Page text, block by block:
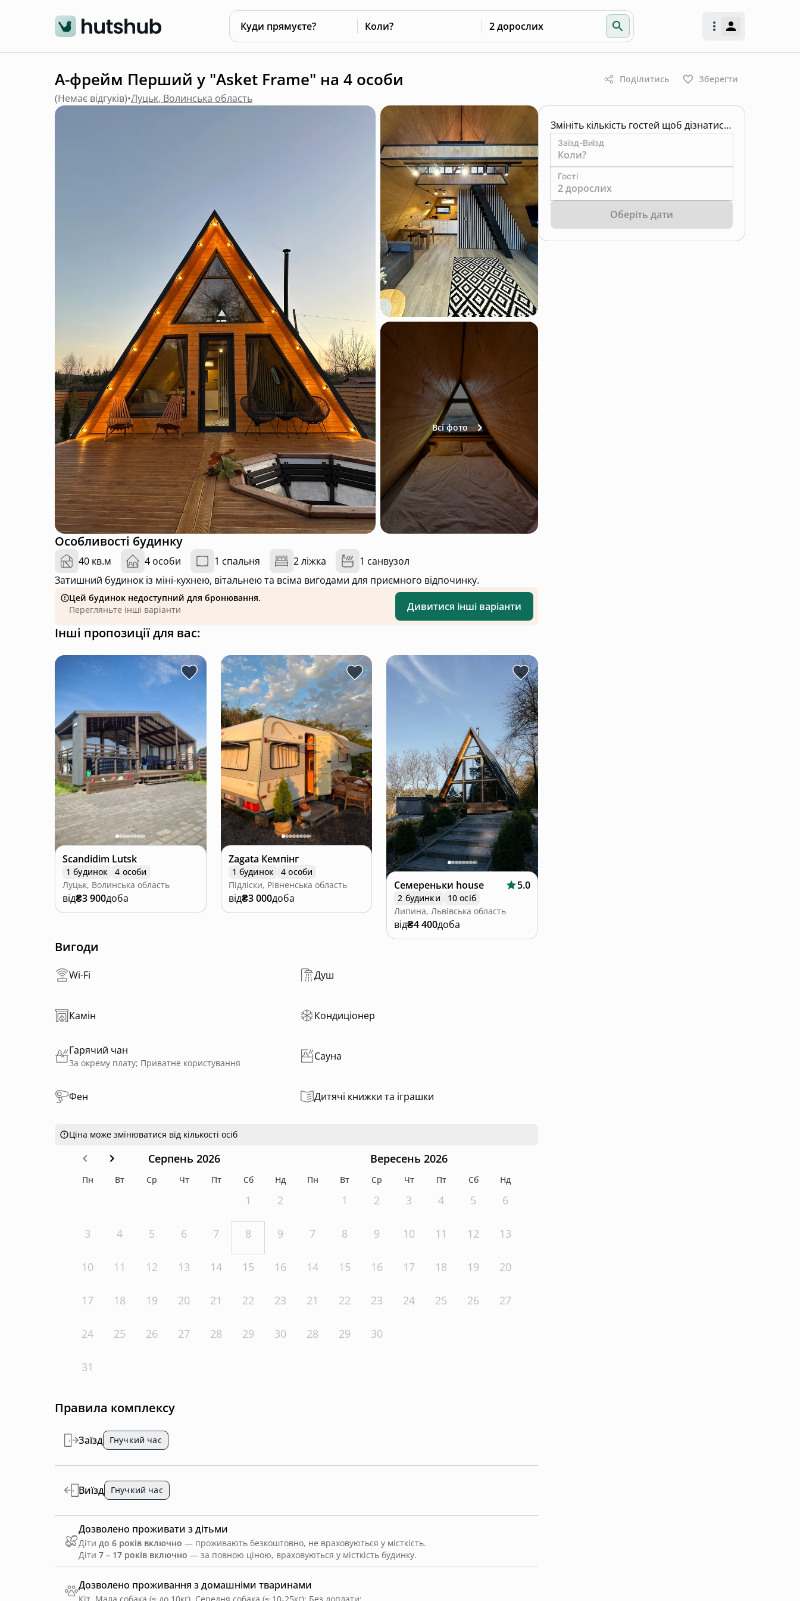
Куди прямуєте? Коли? 2 дорослих
А-фрейм Перший у "Asket Frame" на 4 особи Поділитись Зберегти
(Немає відгуків)•Луцьк, Волинська область
Всі фото
Особливості будинку
40 кв.м 4 особи 1 спальня 2 ліжка
1 санвузол
Затишний будинок із міні-кухнею, вітальнею та всіма вигодами для приємного відпочинку.
Цей будинок недоступний для бронювання.
Перегляньте інші варіанти
Дивитися інші варіанти
Інші пропозиції для вас:
Scandidim Lutsk
1 будинок
4 особи
Луцьк, Волинська область
від₴3 900доба
Zagata Кемпінг
1 будинок
4 особи
Підліски, Рівненська область
від₴3 000доба
Семереньки house 5.0
2 будинки
10 осіб
Липина, Львівська область
від₴4 400доба
Вигоди
Wi-Fi Душ
Камін Кондиціонер
Гарячий чан
За окрему плату; Приватне користування
Сауна
Фен Дитячі книжки та іграшки
Ціна може змінюватися від кількості осіб
Серпень 2026
Пн Вт Ср Чт Пт Сб Нд
1 2
3 4 5 6 7 8 9
10 11 12 13 14 15 16
17 18 19 20 21 22 23
24 25 26 27 28 29 30
31
Вересень 2026
Пн Вт Ср Чт Пт Сб Нд
1 2 3 4 5 6
7 8 9 10 11 12 13
14 15 16 17 18 19 20
21 22 23 24 25 26 27
28 29 30
Правила комплексу
Дозволено проживання з домашніми тваринами
Заїзд Гнучкий час
Виїзд Гнучкий час
Дозволено проживати з дітьми
Діти до 6 років включно — проживають безкоштовно, не враховуються у місткість.
Діти 7 – 17 років включно — за повною ціною, враховуються у місткість будинку.
Змініть кількість гостей щоб дізнатись ціну
Заїзд-Виїзд
Коли?
Гості
2 дорослих
Оберіть дати